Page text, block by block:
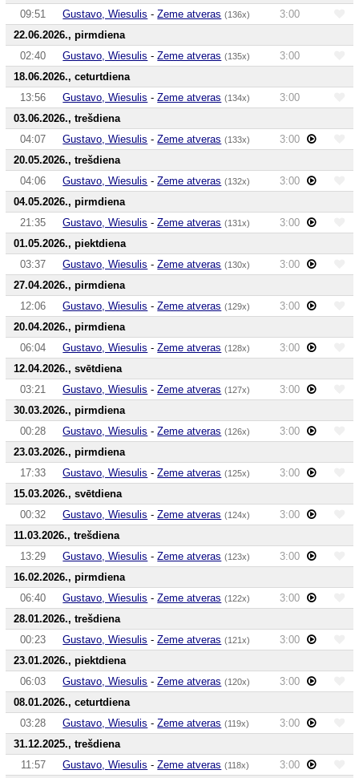
09:51
Gustavo, Wiesulis -Zeme atveras (136x)
3:00
22.06.2026., pirmdiena
02:40
Gustavo, Wiesulis -Zeme atveras (135x)
3:00
18.06.2026., ceturtdiena
13:56
Gustavo, Wiesulis -Zeme atveras (134x)
3:00
03.06.2026., trešdiena
04:07
Gustavo, Wiesulis -Zeme atveras (133x)
3:00
20.05.2026., trešdiena
04:06
Gustavo, Wiesulis -Zeme atveras (132x)
3:00
04.05.2026., pirmdiena
21:35
Gustavo, Wiesulis -Zeme atveras (131x)
3:00
01.05.2026., piektdiena
03:37
Gustavo, Wiesulis -Zeme atveras (130x)
3:00
27.04.2026., pirmdiena
12:06
Gustavo, Wiesulis -Zeme atveras (129x)
3:00
20.04.2026., pirmdiena
06:04
Gustavo, Wiesulis -Zeme atveras (128x)
3:00
12.04.2026., svētdiena
03:21
Gustavo, Wiesulis -Zeme atveras (127x)
3:00
30.03.2026., pirmdiena
00:28
Gustavo, Wiesulis -Zeme atveras (126x)
3:00
23.03.2026., pirmdiena
17:33
Gustavo, Wiesulis -Zeme atveras (125x)
3:00
15.03.2026., svētdiena
00:32
Gustavo, Wiesulis -Zeme atveras (124x)
3:00
11.03.2026., trešdiena
13:29
Gustavo, Wiesulis -Zeme atveras (123x)
3:00
16.02.2026., pirmdiena
06:40
Gustavo, Wiesulis -Zeme atveras (122x)
3:00
28.01.2026., trešdiena
00:23
Gustavo, Wiesulis -Zeme atveras (121x)
3:00
23.01.2026., piektdiena
06:03
Gustavo, Wiesulis -Zeme atveras (120x)
3:00
08.01.2026., ceturtdiena
03:28
Gustavo, Wiesulis -Zeme atveras (119x)
3:00
31.12.2025., trešdiena
11:57
Gustavo, Wiesulis -Zeme atveras (118x)
3:00